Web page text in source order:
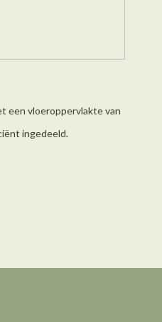
een vloeroppervlakte van
ingedeeld.